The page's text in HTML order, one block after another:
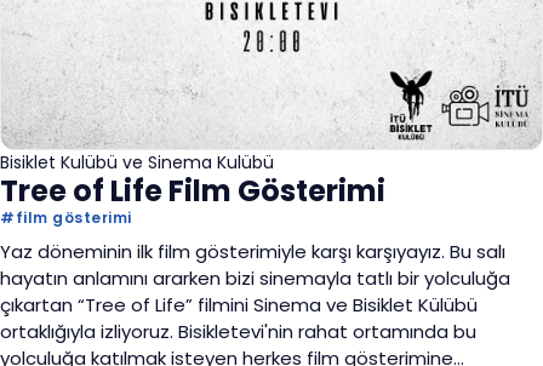
Bisiklet Kulübü ve Sinema Kulübü
Tree of Life Film Gösterimi
#film gösterimi
Yaz döneminin ilk film gösterimiyle karşı karşıyayız. Bu salı
hayatın anlamını ararken bizi sinemayla tatlı bir yolculuğa
çıkartan “Tree of Life” filmini Sinema ve Bisiklet Külübü
ortaklığıyla izliyoruz. Bisikletevi'nin rahat ortamında bu
yolculuğa katılmak isteyen herkes film gösterimine